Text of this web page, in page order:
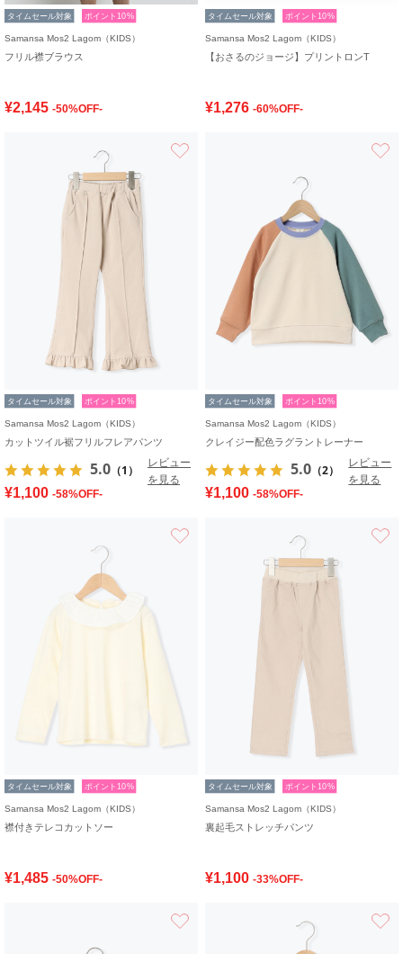
タイムセール対象 ポイント10%
Samansa Mos2 Lagom（KIDS）
フリル襟ブラウス
¥2,145 -50%OFF-
タイムセール対象 ポイント10%
Samansa Mos2 Lagom（KIDS）
【おさるのジョージ】プリントロンT
¥1,276 -60%OFF-
タイムセール対象 ポイント10%
Samansa Mos2 Lagom（KIDS）
カットツイル裾フリルフレアパンツ
5.0 （1）
レビュー
を見る
¥1,100 -58%OFF-
タイムセール対象 ポイント10%
Samansa Mos2 Lagom（KIDS）
クレイジー配色ラグラントレーナー
5.0 （2）
レビュー
を見る
¥1,100 -58%OFF-
タイムセール対象 ポイント10%
Samansa Mos2 Lagom（KIDS）
襟付きテレコカットソー
¥1,485 -50%OFF-
タイムセール対象 ポイント10%
Samansa Mos2 Lagom（KIDS）
裏起毛ストレッチパンツ
¥1,100 -33%OFF-